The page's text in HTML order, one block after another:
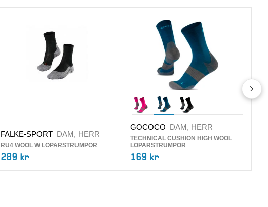
FALKE-SPORT DAM, HERR
RU4 WOOL W LÖPARSTRUMPOR
289 kr
GOCOCO DAM, HERR
TECHNICAL CUSHION HIGH WOOL
LÖPARSTRUMPOR
169 kr